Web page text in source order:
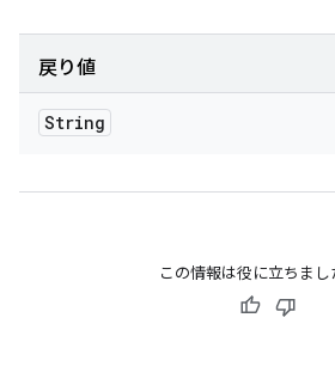
戻り値
String
この情報は役に立ちまし